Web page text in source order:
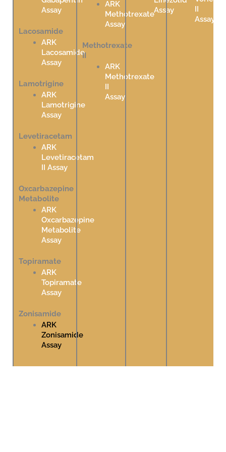
Assay
Lacosamide
ARK
Lacosamide
Assay
Lamotrigine
ARK
Lamotrigine
Assay
Levetiracetam
ARK
Levetiracetam
II Assay
Oxcarbazepine
Metabolite
ARK
Oxcarbazepine
Metabolite
Assay
Topiramate
ARK
Topiramate
Assay
Zonisamide
ARK
Zonisamide
Assay
ARK
Methotrexate
Assay
Methotrexate
II
ARK
Methotrexate
II
Assay
Assay
II
Assay